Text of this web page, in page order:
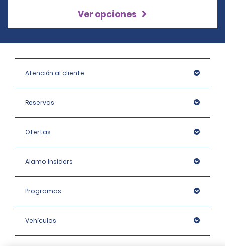
Ver opciones
Atención al cliente
Reservas
Ofertas
Alamo Insiders
Programas
Vehículos